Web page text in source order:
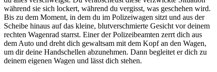
während sie sich lockert, während du vergisst, was geschehen wird.
Bis zu dem Moment, in dem du im Polizeiwagen sitzt und aus der
Scheibe hinaus auf das kleine, blutverschmierte Gesicht vor deinem
rechten Wagenrad starrst. Einer der Polizeibeamten zerrt dich aus
dem Auto und dreht dich gewaltsam mit dem Kopf an den Wagen,
um dir deine Handschellen abzunehmen. Dann begleitet er dich zu
deinem eigenen Wagen und lässt dich stehen.